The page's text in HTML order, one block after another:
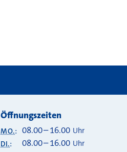
Öffnungszeiten
MO.: 08.00–16.00 Uhr
DI.: 08.00–16.00 Uhr